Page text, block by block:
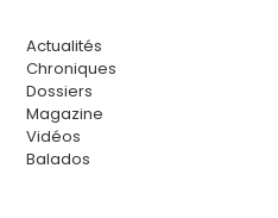
Actualités
Chroniques
Dossiers
Magazine
Vidéos
Balados